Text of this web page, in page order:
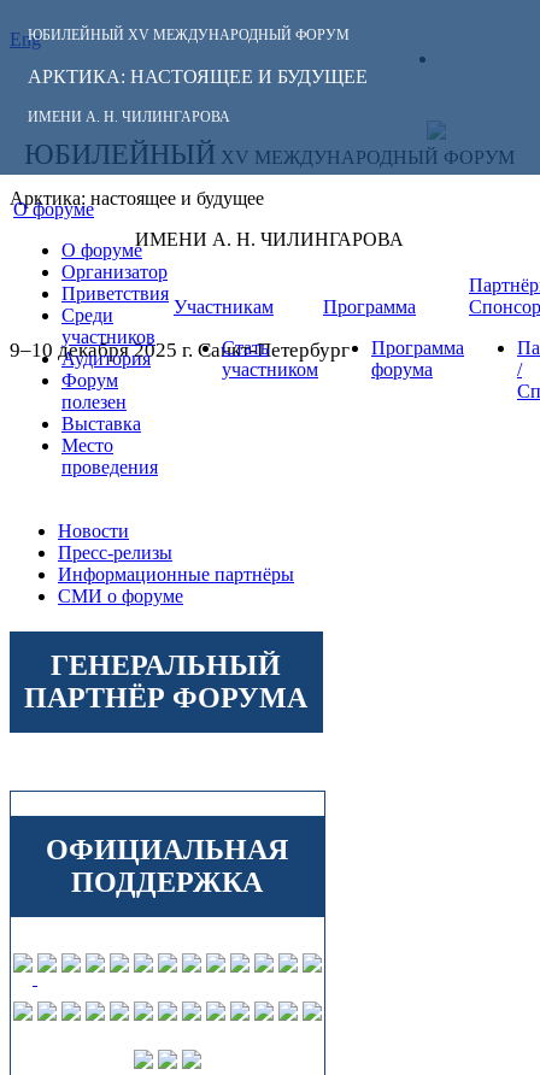
ЮБИЛЕЙНЫЙ XV МЕЖДУНАРОДНЫЙ ФОРУМ
АРКТИКА: НАСТОЯЩЕЕ И БУДУЩЕЕ
ИМЕНИ А. Н. ЧИЛИНГАРОВА
Eng
СЛЕДИТЕ ЗА
НОВОСТЯМИ
ФОРУМА:
ЮБИЛЕЙНЫЙ XV МЕЖДУНАРОДНЫЙ ФОРУМ
Арктика: настоящее и будущее
ИМЕНИ А. Н. ЧИЛИНГАРОВА
9–10 декабря 2025 г. Санкт-Петербург
О форуме
О форуме
Организатор
Приветствия
Среди
участников
Аудитория
Форум
полезен
Выставка
Место
проведения
Участникам
Стать
участником
Программа
Программа
форума
/
Новости
Пресс-релизы
Информационные партнёры
СМИ о форуме
ГЕНЕРАЛЬНЫЙ
ПАРТНЁР ФОРУМА
ОФИЦИАЛЬНАЯ
ПОДДЕРЖКА